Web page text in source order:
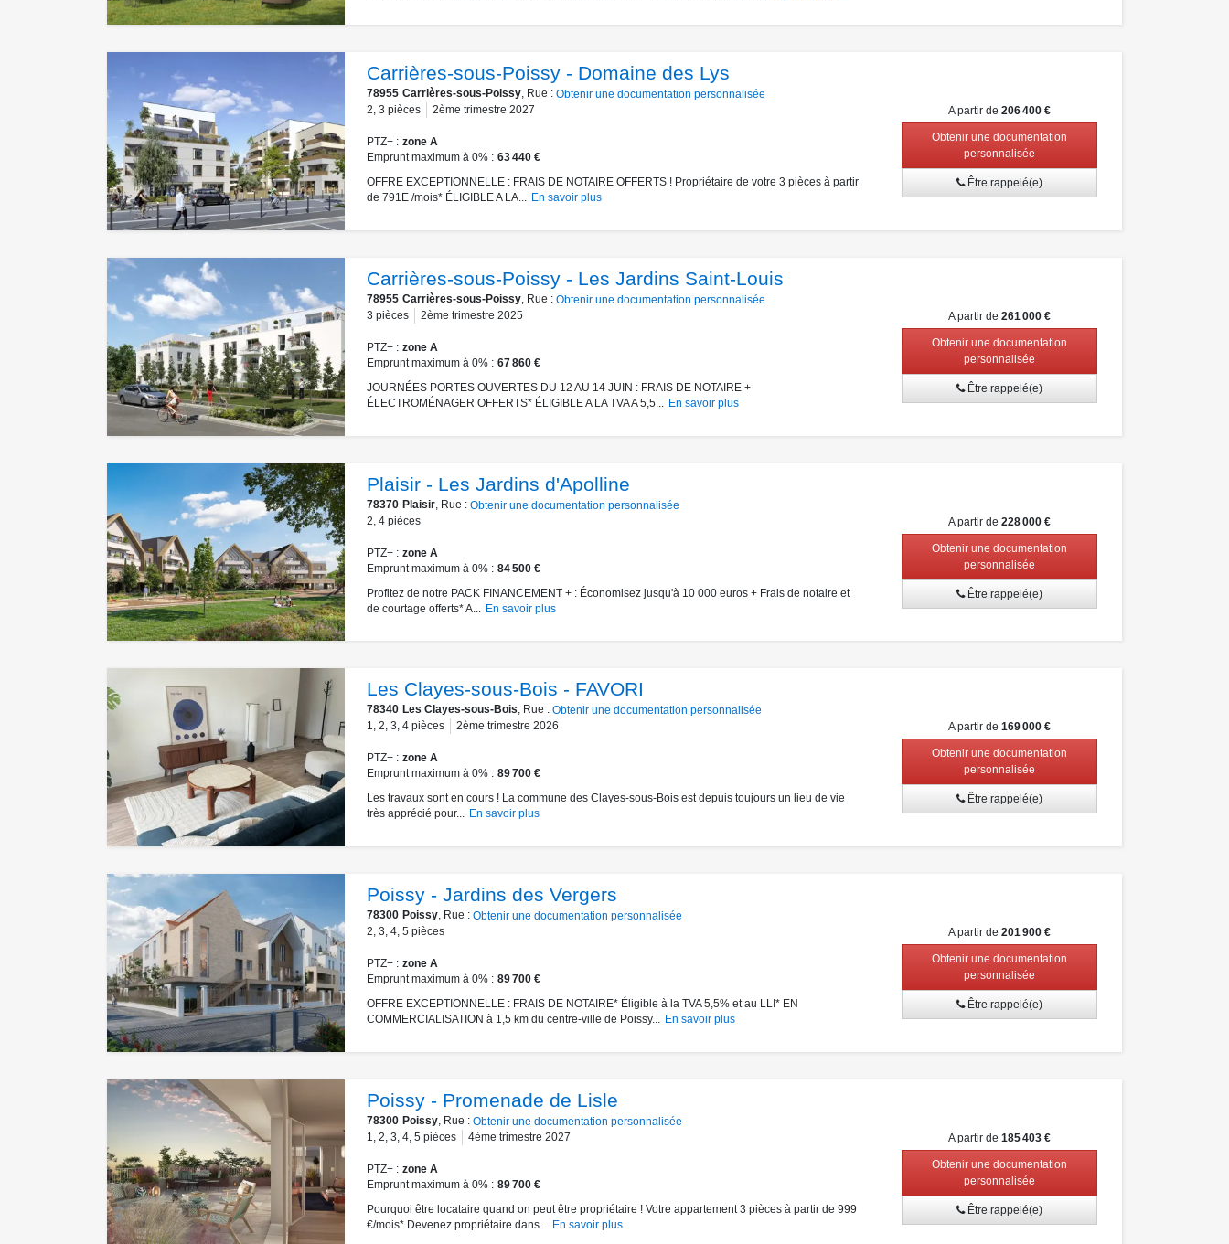
Carrières-sous-Poissy - Domaine des Lys
78955 Carrières-sous-Poissy, Rue : Obtenir une documentation personnalisée
2, 3 pièces 2ème trimestre 2027
PTZ+
zone A
Emprunt maximum à 0%
63 440 €
OFFRE EXCEPTIONNELLE : FRAIS DE NOTAIRE OFFERTS ! Propriétaire de votre 3 pièces à partir
de 791E /mois* ÉLIGIBLE A LA... En savoir plus
A partir de206 400 €
Obtenir une documentation
personnalisée
Être rappelé(e)
Carrières-sous-Poissy - Les Jardins Saint-Louis
78955 Carrières-sous-Poissy, Rue : Obtenir une documentation personnalisée
3 pièces 2ème trimestre 2025
PTZ+
zone A
Emprunt maximum à 0%
67 860 €
JOURNÉES PORTES OUVERTES DU 12 AU 14 JUIN : FRAIS DE NOTAIRE +
ÉLECTROMÉNAGER OFFERTS* ÉLIGIBLE A LA TVA A 5,5... En savoir plus
A partir de261 000 €
Obtenir une documentation
personnalisée
Être rappelé(e)
Plaisir - Les Jardins d'Apolline
78370 Plaisir, Rue : Obtenir une documentation personnalisée
2 4 pièces
PTZ+
zone A
Emprunt maximum à 0%
84 500 €
Profitez de notre PACK FINANCEMENT + : Économisez jusqu'à 10 000 euros + Frais de notaire et
de courtage offerts* A...
En savoir plus
A partir de228 000 €
Obtenir une documentation
personnalisée
Être rappelé(e)
Les Clayes-sous-Bois - FAVORI
78340 Les Clayes-sous-Bois, Rue : Obtenir une documentation personnalisée
1, 2, 3, 4 pièces 2ème trimestre 2026
PTZ+
zone A
Emprunt maximum à 0%
89 700 €
Les travaux sont en cours ! La commune des Clayes-sous-Bois est depuis toujours un lieu de vie
très apprécié pour... En savoir plus
A partir de169 000 €
Obtenir une documentation
personnalisée
Être rappelé(e)
Poissy - Jardins des Vergers
78300 Poissy, Rue : Obtenir une documentation personnalisée
2, 3, 4, 5 pièces
PTZ+
zone A
Emprunt maximum à 0%
89 700 €
OFFRE EXCEPTIONNELLE : FRAIS DE NOTAIRE* Éligible à la TVA 5,5% et au LLI* EN
COMMERCIALISATION à 1,5 km du centre-ville de Poissy... En savoir plus
A partir de201 900 €
Obtenir une documentation
personnalisée
Être rappelé(e)
Poissy - Promenade de Lisle
78300 Poissy, Rue : Obtenir une documentation personnalisée
1
2 3 4, 5 pièces 4ème trimestre 2027
PTZ+
zone A
Emprunt maximum à 0%
89 700 €
Pourquoi être locataire quand on peut être propriétaire ! Votre appartement 3 pièces à partir de 999
€/mois* Devenez propriétaire dans...
En savoir plus
A partir de185 403 €
Obtenir une documentation
personnalisée
Être rappelé(e)